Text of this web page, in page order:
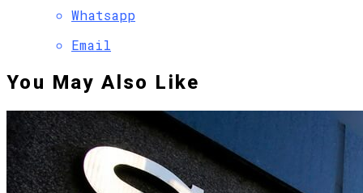
Whatsapp
Email
You May Also Like